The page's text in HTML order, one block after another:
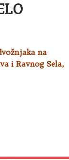
na
i Ravnog Sela,
nadvožnjaka